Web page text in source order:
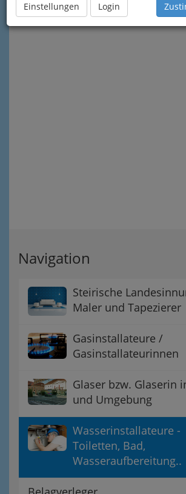
Einstellungen Login
Navigation
Steirische
Maler und Tapezierer
Gasinstallateure /
Gasinstallateurinnen
Glaser bzw. Glaserin
und Umgebung
Wasserinstallateure -
Toiletten, Bad,
Wasseraufbereitung..